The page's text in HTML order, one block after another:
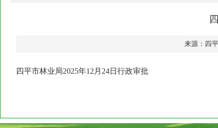
来源：四
四平市林业局2025年12月24日行政审批